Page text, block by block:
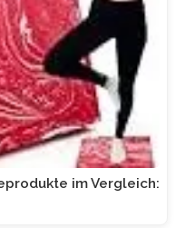
im Vergleich: